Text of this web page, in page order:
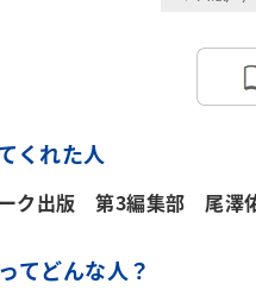
くれた人
ク出版 第3編集部 尾澤
てどんな人？